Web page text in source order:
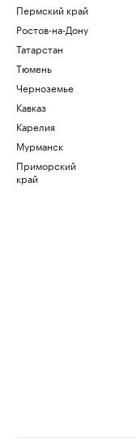
Пермский край
Ростов-на-Дону
Татарстан
Тюмень
Черноземье
Кавказ
Карелия
Мурманск
Приморский
край